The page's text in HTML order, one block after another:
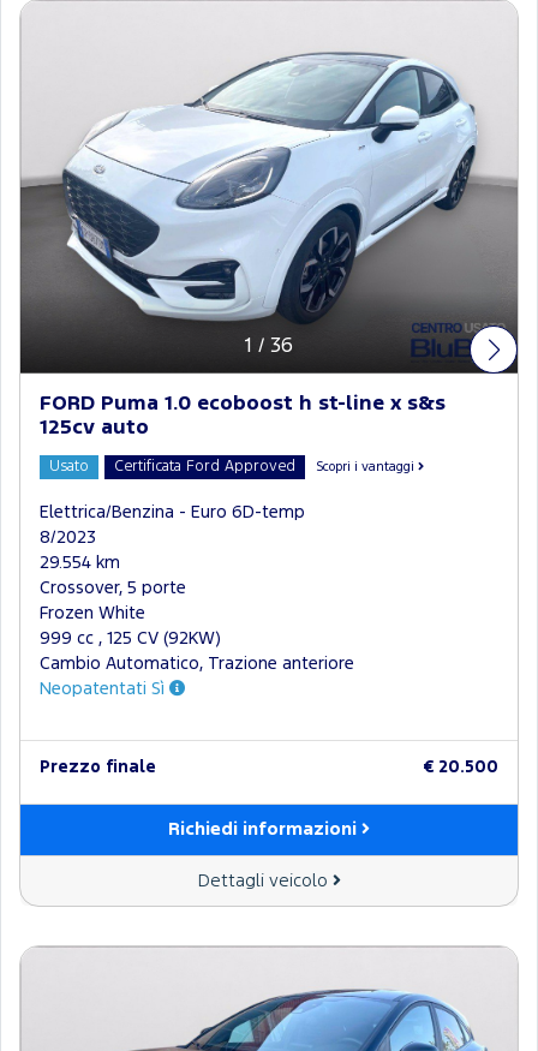
1 / 36
FORD Puma 1.0 ecoboost h st-line x s&s
125cv auto
Usato Certificata Ford Approved Scopri i vantaggi
Elettrica/Benzina - Euro 6D-temp
8/2023
29.554 km
Crossover, 5 porte
Frozen White
999 cc , 125 CV (92KW)
Cambio Automatico, Trazione anteriore
Neopatentati Sì
Prezzo finale € 20.500
Richiedi informazioni
Dettagli veicolo